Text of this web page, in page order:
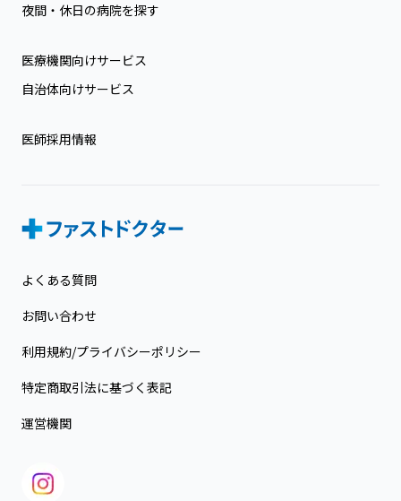
夜間・休日の病院を探す
医療機関向けサービス
自治体向けサービス
医師採用情報
よくある質問
お問い合わせ
利用規約/プライバシーポリシー
特定商取引法に基づく表記
運営機関